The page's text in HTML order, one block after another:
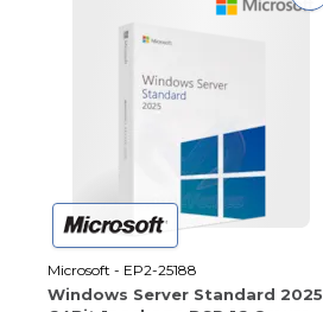
Microsoft - EP2-25188
Windows Server Standard 2025